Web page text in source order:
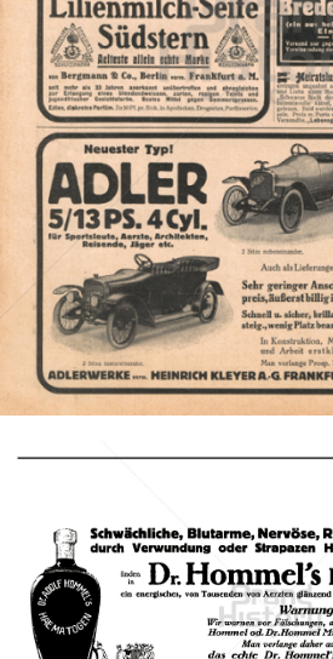
Dr. Hommel's Haematogen
Dr.
1913
Dr. Hommel's Haematogen
Dr.